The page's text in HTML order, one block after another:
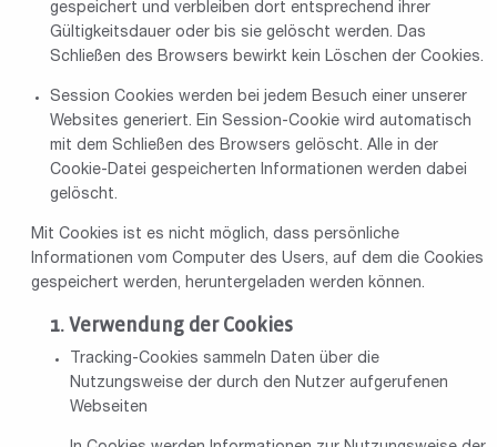
gespeichert und verbleiben dort entsprechend ihrer
Gültigkeitsdauer oder bis sie gelöscht werden. Das
Schließen des Browsers bewirkt kein Löschen der Cookies.
Session Cookies werden bei jedem Besuch einer unserer
Websites generiert. Ein Session-Cookie wird automatisch
mit dem Schließen des Browsers gelöscht. Alle in der
Cookie-Datei gespeicherten Informationen werden dabei
gelöscht.
Mit Cookies ist es nicht möglich, dass persönliche
Informationen vom Computer des Users, auf dem die Cookies
gespeichert werden, heruntergeladen werden können.
Verwendung der Cookies
Tracking-Cookies sammeln Daten über die
Nutzungsweise der durch den Nutzer aufgerufenen
Webseiten